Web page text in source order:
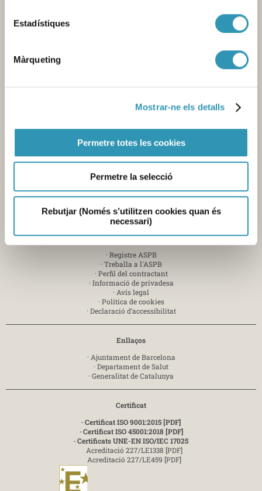
Estadístiques
Màrqueting
Mostrar-ne els detalls
Permetre totes les cookies
Permetre la selecció
Rebutjar (Només s’utilitzen cookies quan és
necessari)
Contacte
Seu central de l'Agència
Pl. Lesseps, 1 - 08023 Barcelona -
T. 932 384 545
Laboratori
Av. Drassanes, 13 - 08001 Barcelona -T. 934 439 400
Zona Franca, sector C - 08040 Barcelona-T. 935 563 341
Enviar e-mail
Info
· Registre ASPB
· Treballa a l'ASPB
· Perfil del contractant
· Informació de privadesa
· Avís legal
· Política de cookies
· Declaració d’accessibilitat
Enllaços
· Ajuntament de Barcelona
· Departament de Salut
· Generalitat de Catalunya
Certificat
· Certificat ISO 9001:2015 [PDF]
· Certificat ISO 45001:2018 [PDF]
· Certificats UNE-EN ISO/IEC 17025
Acreditació 227/LE1338 [PDF]
Acreditació 227/LE459 [PDF]